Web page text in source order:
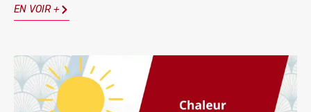
EN VOIR +